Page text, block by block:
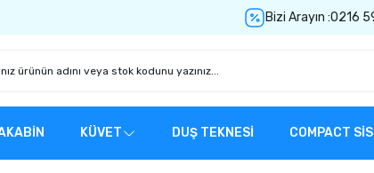
Bizi Arayın :0216
KÜVET DUŞ TEKNESİ COMPACT